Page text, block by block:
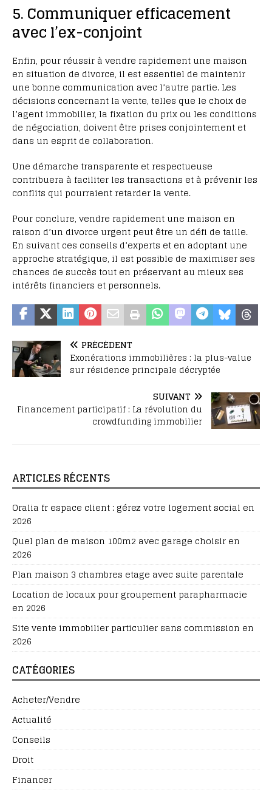
5. Communiquer efficacement
avec l’ex-conjoint
Enfin, pour réussir à vendre rapidement une maison
en situation de divorce, il est essentiel de maintenir
une bonne communication avec l’autre partie. Les
décisions concernant la vente, telles que le choix de
l’agent immobilier, la fixation du prix ou les conditions
de négociation, doivent être prises conjointement et
dans un esprit de collaboration.
Une démarche transparente et respectueuse
contribuera à faciliter les transactions et à prévenir les
conflits qui pourraient retarder la vente.
Pour conclure, vendre rapidement une maison en
raison d’un divorce urgent peut être un défi de taille.
En suivant ces conseils d’experts et en adoptant une
approche stratégique, il est possible de maximiser ses
chances de succès tout en préservant au mieux ses
intérêts financiers et personnels.
PRÉCÉDENT
Exonérations immobilières : la plus-value
sur résidence principale décryptée
SUIVANT
Financement participatif : La révolution du
crowdfunding immobilier
ARTICLES RÉCENTS
Oralia fr espace client : gérez votre logement social en
2026
Quel plan de maison 100m2 avec garage choisir en
2026
Plan maison 3 chambres etage avec suite parentale
Location de locaux pour groupement parapharmacie
en 2026
Site vente immobilier particulier sans commission en
2026
CATÉGORIES
Acheter/Vendre
Actualité
Conseils
Droit
Financer